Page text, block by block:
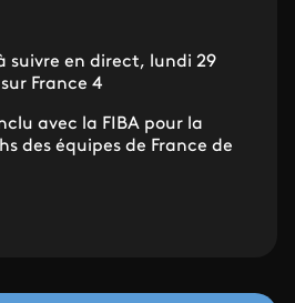
suivre en direct, lundi 29
France 4
avec la FIBA pour la
des équipes de France de